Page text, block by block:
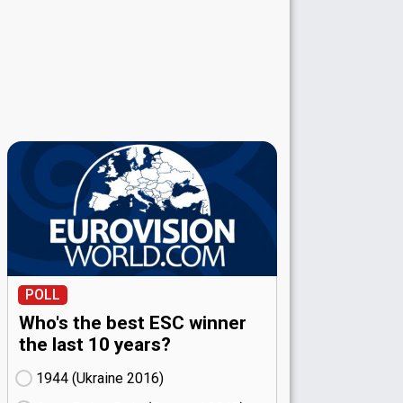
POLL
Who's the best ESC winner
the last 10 years?
1944 (Ukraine
16)